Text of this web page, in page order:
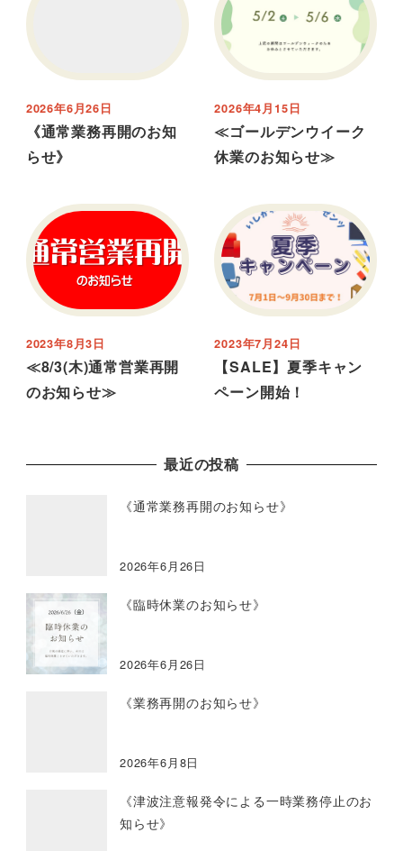
《通常業務再開のお知
らせ》
2026年6月26日
≪ゴールデンウイーク
休業のお知らせ≫
2026年4月15日
≪8/3(木)通常営業再開
のお知らせ≫
2023年8月3日
【SALE】夏季キャン
ペーン開始！
2023年7月24日
最近の投稿
《通常業務再開のお知らせ》
2026年6月26日
《臨時休業のお知らせ》
2026年6月26日
《業務再開のお知らせ》
2026年6月8日
《津波注意報発令による一時業務停止のお
知らせ》